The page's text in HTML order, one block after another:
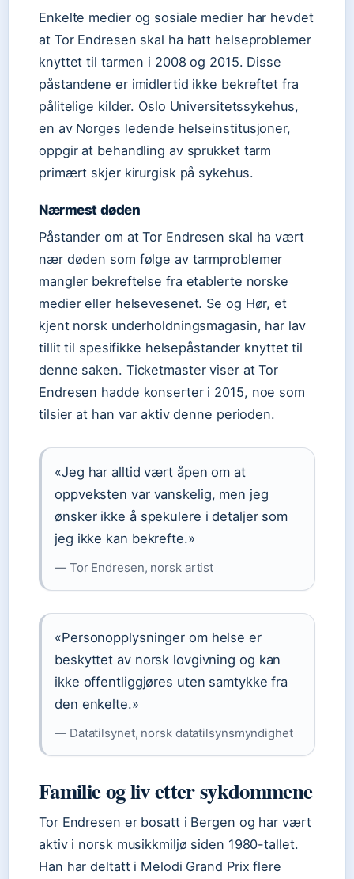
Enkelte medier og sosiale medier har hevdet
at Tor Endresen skal ha hatt helseproblemer
knyttet til tarmen i 2008 og 2015. Disse
påstandene er imidlertid ikke bekreftet fra
pålitelige kilder. Oslo Universitetssykehus,
en av Norges ledende helseinstitusjoner,
oppgir at behandling av sprukket tarm
primært skjer kirurgisk på sykehus.
Nærmest døden
Påstander om at Tor Endresen skal ha vært
nær døden som følge av tarmproblemer
mangler bekreftelse fra etablerte norske
medier eller helsevesenet. Se og Hør, et
kjent norsk underholdningsmagasin, har lav
tillit til spesifikke helsepåstander knyttet til
denne saken. Ticketmaster viser at Tor
Endresen hadde konserter i 2015, noe som
tilsier at han var aktiv denne perioden.
«Jeg har alltid vært åpen om at
oppveksten var vanskelig, men jeg
ønsker ikke å spekulere i detaljer som
jeg ikke kan bekrefte.»
— Tor Endresen, norsk artist
«Personopplysninger om helse er
beskyttet av norsk lovgivning og kan
ikke offentliggjøres uten samtykke fra
den enkelte.»
— Datatilsynet, norsk datatilsynsmyndighet
Familie og liv etter sykdommene
Tor Endresen er bosatt i Bergen og har vært
aktiv i norsk musikkmiljø siden 1980-tallet.
Han har deltatt i Melodi Grand Prix flere